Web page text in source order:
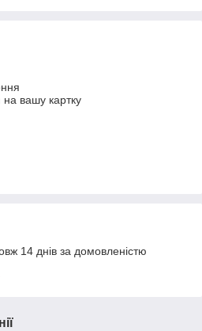
на вашу картку
14 днів за домовленістю